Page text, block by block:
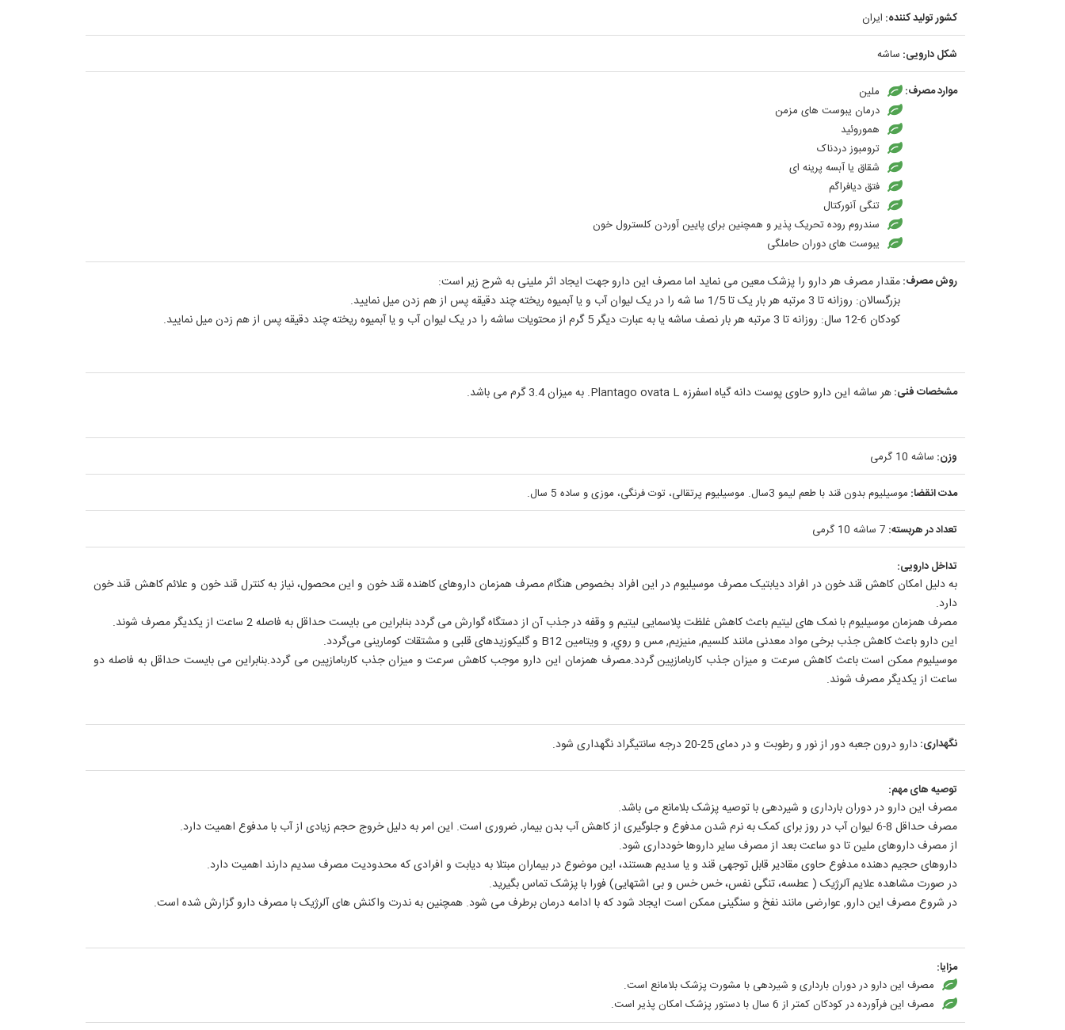
کشور تولید کننده: ایران
شکل دارویی: ساشه
موارد مصرف:
ملین
درمان یبوست های مزمن
هموروئید
ترومبوز دردناک
شقاق یا آبسه پرینه ای
فتق دیافراگم
تنگی آنورکتال
سندروم روده تحریک پذیر و همچنین برای پایین آوردن کلسترول خون
یبوست های دوران حاملگی
روش مصرف:مقدار مصرف هر دارو را پزشک معین می نماید اما مصرف این دارو جهت ایجاد اثر ملینی به شرح زیر است:
بزرگسالان: روزانه تا 3 مرتبه هر بار یک تا 1/5 سا شه را در یک لیوان آب و یا آبمیوه ریخته چند دقیقه پس از هم زدن میل نمایید.
کودکان 6-12 سال: روزانه تا 3 مرتبه هر بار نصف ساشه یا به عبارت دیگر 5 گرم از محتویات ساشه را در یک لیوان آب و یا آبمیوه ریخته چند دقیقه پس از هم زدن میل نمایید.
مشخصات فنی:هر ساشه این دارو حاوی پوست دانه گیاه اسفرزه Plantago ovata L. به میزان 3.4 گرم می باشد.
وزن: ساشه 10 گرمی
مدت انقضا: موسیلیوم بدون قند با طعم لیمو 3سال. موسیلیوم پرتقالی، توت فرنگی، موزی و ساده 5 سال.
تعداد در هربسته: 7 ساشه 10 گرمی
تداخل دارویی:
به دلیل امکان کاهش قند خون در افراد دیابتیک مصرف موسیلیوم در این افراد بخصوص هنگام مصرف همزمان داروهای کاهنده قند خون و این محصول، نیاز به کنترل قند خون و علائم کاهش قند خون
دارد.
مصرف همزمان موسیلیوم با نمک های لیتیم باعث کاهش غلظت پلاسمایی لیتیم و وقفه در جذب آن از دستگاه گوارش می گردد بنابراین می بایست حداقل به فاصله 2 ساعت از یکدیگر مصرف شوند.
این دارو باعث كاهش جذب برخی مواد معدنی مانند كلسيم, منيزيم, مس و روي, و ويتامين B12 و گليكوزيدهای قلبی و مشتقات کومارینی می‌گردد.
موسیلیوم ممکن است باعث کاهش سرعت و میزان جذب کاربامازپین گردد.مصرف همزمان این دارو موجب کاهش سرعت و میزان جذب کاربامازپین می گردد.بنابراین می بایست حداقل به فاصله دو
ساعت از یکدیگر مصرف شوند.
نگهداری:دارو درون جعبه دور از نور و رطوبت و در دمای 25-20 درجه سانتیگراد نگهداری شود.
توصیه های مهم:
مصرف این دارو در دوران بارداری و شیردهی با توصیه پزشک بلامانع می باشد.
مصرف حداقل 8-6 لیوان آب در روز برای کمک به نرم شدن مدفوع و جلوگیری از کاهش آب بدن بیمار, ضروری است. این امر به دلیل خروج حجم زیادی از آب با مدفوع اهمیت دارد.
از مصرف داروهای ملین تا دو ساعت بعد از مصرف سایر داروها خودداری شود.
داروهای حجیم دهنده مدفوع حاوی مقادیر قابل توجهی قند و یا سدیم هستند، این موضوع در بیماران مبتلا به دیابت و افرادی که محدودیت مصرف سدیم دارند اهمیت دارد.
در صورت مشاهده علایم آلرژیک ( عطسه، تنگی نفس، خس خس و بی اشتهایی) فورا با پزشک تماس بگیرید.
در شروع مصرف این دارو, عوارضی مانند نفخ و سنگینی ممکن است ایجاد شود که با ادامه درمان برطرف می شود. همچنین به ندرت واکنش های آلرژیک با مصرف دارو گزارش شده است.
مزایا:
مصرف این دارو در دوران بارداری و شیردهی با مشورت پزشک بلامانع است.
مصرف این فرآورده در کودکان کمتر از 6 سال با دستور پزشک امکان پذیر است.